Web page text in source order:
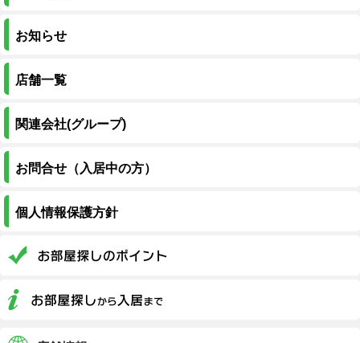
お知らせ
店舗一覧
関連会社(グループ)
お問合せ（入居中の方）
個人情報保護方針